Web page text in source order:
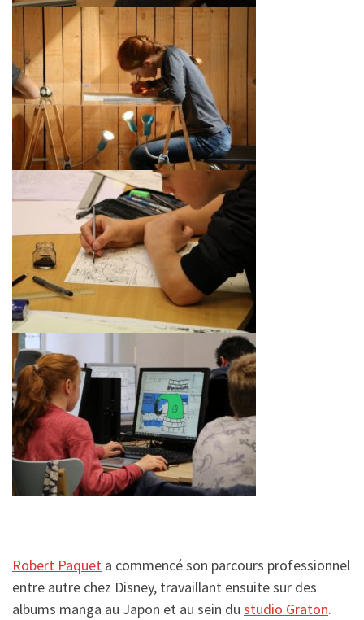
Robert Paquet a commencé son parcours professionnel
entre autre chez Disney, travaillant ensuite sur des
albums manga au Japon et au sein du studio Graton.